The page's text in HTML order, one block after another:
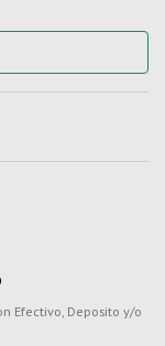
Efectivo, Deposito y/o